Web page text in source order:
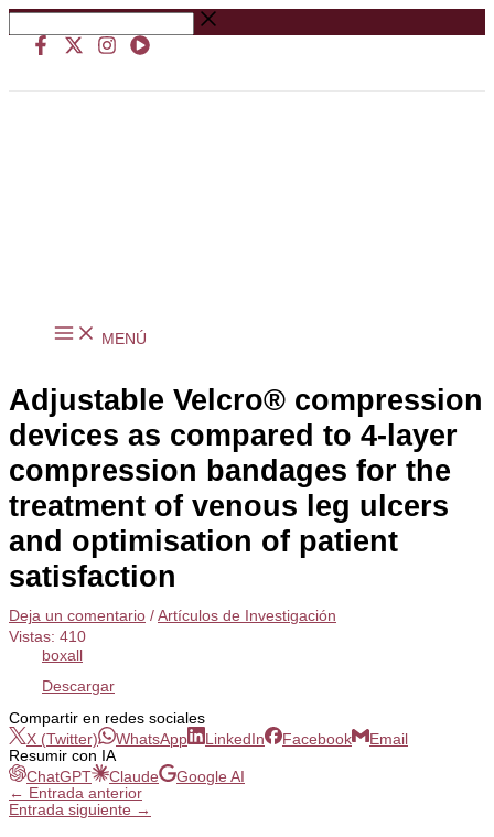
Ir
al
contenido
Buscar
…
MENÚ
Adjustable Velcro® compression
devices as compared to 4-layer
compression bandages for the
treatment of venous leg ulcers
and optimisation of patient
satisfaction
Deja un comentario / Artículos de Investigación
Vistas: 410
boxall
Descargar
Compartir en redes sociales
X (Twitter)
WhatsApp LinkedIn Facebook
Email
Resumir con IA
ChatGPT
Claude
Google AI
← Entrada anterior
Entrada siguiente →